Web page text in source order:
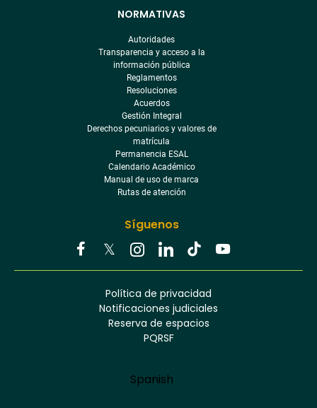
Síguenos
TwitterInstagramLinkedinTiktokYoutube
NORMATIVAS
Autoridades
Transparencia y acceso a la
información pública
Reglamentos
Resoluciones
Acuerdos
Gestión Integral
Derechos pecuniarios y valores de
matrícula
Permanencia ESAL
Calendario Académico
Manual de uso de marca
Rutas de atención
Política de privacidad
Notificaciones judiciales
Reserva de espacios
PQRSF
Language
Spanish